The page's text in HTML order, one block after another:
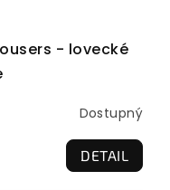
- lovecké
Dostupný
DETAIL